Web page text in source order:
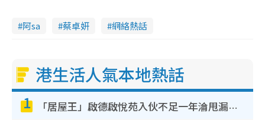
阿sa 蔡卓妍 網絡熱話
港生活人氣本地熱話
1 「居屋王」啟德啟悅苑入伙不足一年淪甩漏之王！插頭噴火花致大停電 多戶業主全屋家電報銷